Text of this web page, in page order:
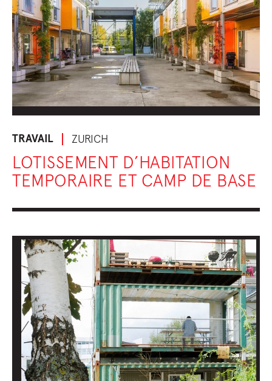
TRAVAIL ZURICH
LOTISSEMENT D’HABITATION
TEMPORAIRE ET CAMP DE BASE